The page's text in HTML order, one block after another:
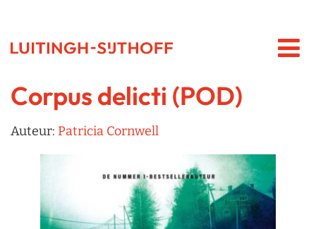
Corpus delicti (POD)
Auteur: Patricia Cornwell